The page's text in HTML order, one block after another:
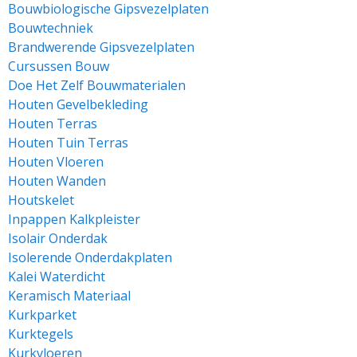
Bouwbiologische Gipsvezelplaten
Bouwtechniek
Brandwerende Gipsvezelplaten
Cursussen Bouw
Doe Het Zelf Bouwmaterialen
Houten Gevelbekleding
Houten Terras
Houten Tuin Terras
Houten Vloeren
Houten Wanden
Houtskelet
Inpappen Kalkpleister
Isolair Onderdak
Isolerende Onderdakplaten
Kalei Waterdicht
Keramisch Materiaal
Kurkparket
Kurktegels
Kurkvloeren